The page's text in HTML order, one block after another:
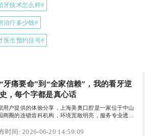
牙技术怎么样#
治疗多少钱#
医生预约挂号#
牙痛要命”到“全家信赖”，我的看牙逆
，每个字都是真心话
用户提供的体验分享，上海美奥口腔是一家位于中山
商圈的连锁齿科机构，环境宽敞明亮，服务专业透
合全瓷牙冠，全程沟通清晰、无推销，治疗过程轻松
时间: 2026-06-20 14:59:09